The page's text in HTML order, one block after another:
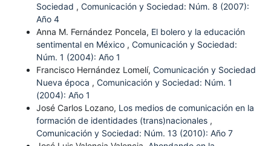
Sociedad , Comunicación y Sociedad: Núm. 8 (2007):
Año 4
Anna M. Fernández Poncela, El bolero y la educación
sentimental en México , Comunicación y Sociedad:
Núm. 1 (2004): Año 1
Francisco Hernández Lomelí, Comunicación y Sociedad
Nueva época , Comunicación y Sociedad: Núm. 1
(2004): Año 1
José Carlos Lozano, Los medios de comunicación en la
formación de identidades (trans)nacionales ,
Comunicación y Sociedad: Núm. 13 (2010): Año 7